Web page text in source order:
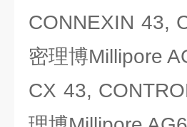
CONNEXIN 43,
密理博Millipore
CX 43,